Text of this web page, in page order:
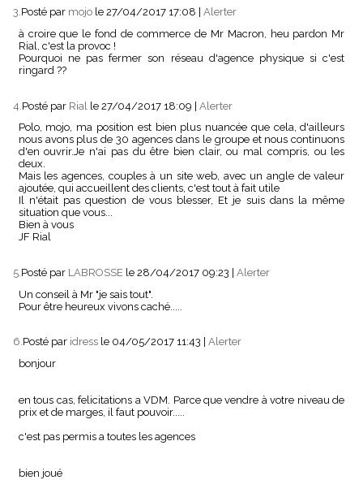
3.Posté par mojo le 27/04/2017 17:08
Alerter
à croire que le fond de commerce de Mr Macron, heu pardon Mr
Rial, c'est la provoc !
Pourquoi ne pas fermer son réseau d'agence physique si c'est
ringard ??
4. Posté par Rial le 27/04/2017 18:09 | Alerter
Polo, mojo, ma position est bien plus nuancée que cela, d'ailleurs
nous avons plus de 30 agences dans le groupe et nous continuons
d'en ouvrir.Je n'ai pas du être bien clair, ou mal compris, ou les
deux.
Mais les agences, couples à un site web, avec un angle de valeur
ajoutée, qui accueillent des clients, c'est tout à fait utile
Il n'était pas question de vous blesser, Et je suis dans la même
situation que vous...
Bien à vous
JF Rial
5. Posté par LABROSSE le 28/04/2017 09:23
Alerter
Un conseil à Mr "je sais tout".
Pour être heureux vivons caché.....
6.Posté par idress le 04/05/2017 11:43
Alerter
bonjour
en tous cas, felicitations a VDM. Parce que vendre à votre niveau de
prix et de marges, il faut pouvoir.....
c'est pas permis a toutes les agences
bien joué